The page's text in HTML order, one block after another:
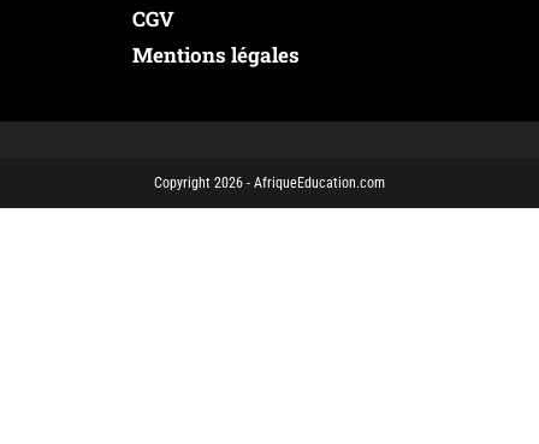
CGV
Mentions légales
Copyright 2026 - AfriqueEducation.com